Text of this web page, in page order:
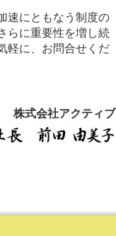
速にともなう制度の
らに重要性を増し続
軽に、お問合せくだ
株式会社アクティブ